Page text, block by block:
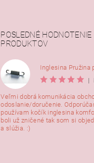
POSLEDNÉ HODNOTENIE
PRODUKTOV
|
Veľmi dobrá komunikácia
odoslanie/doručenie.
používam kočík inglesina
boli už zničené tak som si
a slúžia. :)